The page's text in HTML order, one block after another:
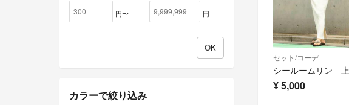
セット/コーデ
¥5,000
円〜 円
カラーで絞り込み